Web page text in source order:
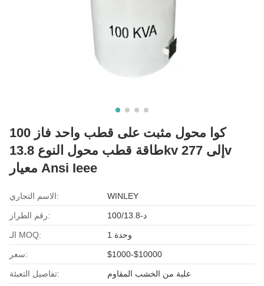
100 كوا محول مثبت على قطب واحد فاز
طاقة قطب محول النوع 13.8kv إلى 277v
معيار Ansi Ieee
الاسم التجاري: WINLEY
رقم الطراز: د-100/13.8
الـ MOQ: وحدة 1
سعر: $1000-$10000
تفاصيل التعبئة: علبة من الخشب المقاوم